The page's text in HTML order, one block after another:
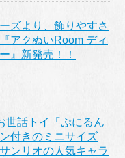
ズより、飾りやすさ
アクぬいRoom ディ
』新発売！！
世話トイ「ぷにるん
付きのミニサイズ
ンリオの人気キャラ